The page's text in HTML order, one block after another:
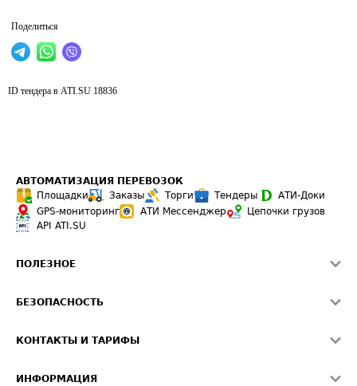
Поделиться
ID тендера в ATI.SU 18836
АВТОМАТИЗАЦИЯ ПЕРЕВОЗОК
Площадки
Заказы Торги Тендеры
АТИ-Доки
GPS-мониторинг
АТИ Мессенджер
Цепочки грузов
API ATI.SU
ПОЛЕЗНОЕ
Звезды ATI.SU на вашем сайте
Средние ставки
БЕЗОПАСНОСТЬ
Светофор+
КОНТАКТЫ И ТАРИФЫ
ИНФОРМАЦИЯ